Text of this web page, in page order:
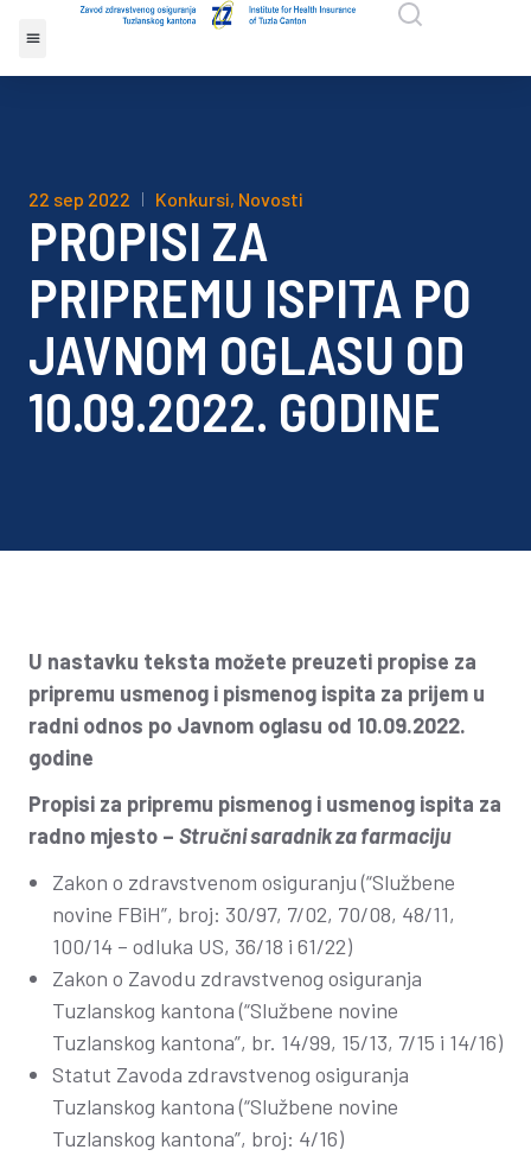
22 sep 2022 Konkursi, Novosti
PROPISI ZA
PRIPREMU ISPITA PO
JAVNOM OGLASU OD
10.09.2022. GODINE
U nastavku teksta možete preuzeti propise za
pripremu usmenog i pismenog ispita za prijem u
radni odnos po Javnom oglasu od 10.09.2022.
godine
Propisi za pripremu pismenog i usmenog ispita za
radno mjesto – Stručni saradnik za farmaciju
Zakon o zdravstvenom osiguranju (“Službene
novine FBiH”, broj: 30/97, 7/02, 70/08, 48/11,
100/14 – odluka US, 36/18 i 61/22)
Zakon o Zavodu zdravstvenog osiguranja
Tuzlanskog kantona (“Službene novine
Tuzlanskog kantona”, br. 14/99, 15/13, 7/15 i 14/16)
Statut Zavoda zdravstvenog osiguranja
Tuzlanskog kantona (“Službene novine
Tuzlanskog kantona”, broj: 4/16)